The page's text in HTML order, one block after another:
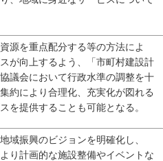
源を重点配分する等の方法によ
が向上するよう、「市町村建設計
議会において行政水準の調整を十
約により合理化、充実化が図れる
を提供することも可能となる。
域振興のビジョンを明確化し、
り計画的な施設整備やイベントな